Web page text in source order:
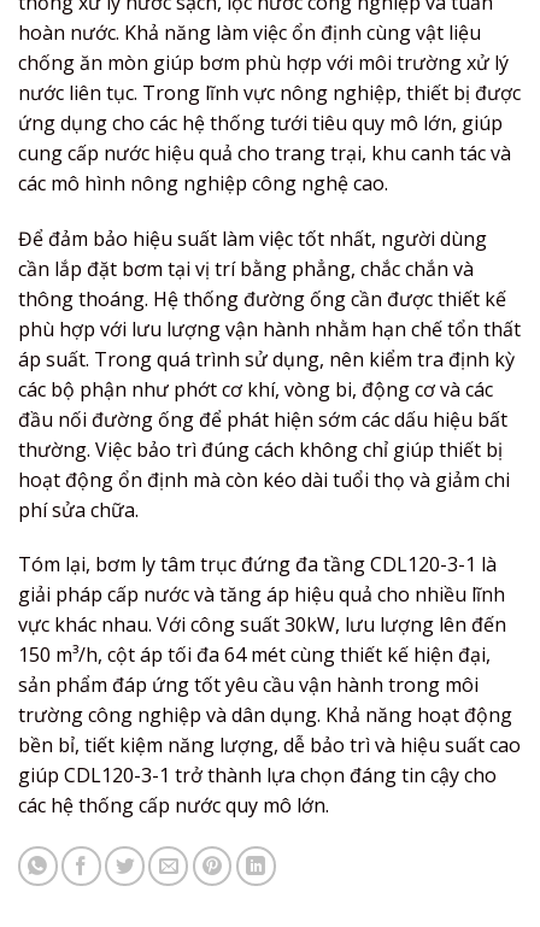
hoàn nước. Khả năng làm việc ổn định cùng vật liệu
chống ăn mòn giúp bơm phù hợp với môi trường xử lý
nước liên tục. Trong lĩnh vực nông nghiệp, thiết bị được
ứng dụng cho các hệ thống tưới tiêu quy mô lớn, giúp
cung cấp nước hiệu quả cho trang trại, khu canh tác và
các mô hình nông nghiệp công nghệ cao.
Để đảm bảo hiệu suất làm việc tốt nhất, người dùng
cần lắp đặt bơm tại vị trí bằng phẳng, chắc chắn và
thông thoáng. Hệ thống đường ống cần được thiết kế
phù hợp với lưu lượng vận hành nhằm hạn chế tổn thất
áp suất. Trong quá trình sử dụng, nên kiểm tra định kỳ
các bộ phận như phớt cơ khí, vòng bi, động cơ và các
đầu nối đường ống để phát hiện sớm các dấu hiệu bất
thường. Việc bảo trì đúng cách không chỉ giúp thiết bị
hoạt động ổn định mà còn kéo dài tuổi thọ và giảm chi
phí sửa chữa.
Tóm lại, bơm ly tâm trục đứng đa tầng CDL120-3-1 là
giải pháp cấp nước và tăng áp hiệu quả cho nhiều lĩnh
vực khác nhau. Với công suất 30kW, lưu lượng lên đến
150 m³/h, cột áp tối đa 64 mét cùng thiết kế hiện đại,
sản phẩm đáp ứng tốt yêu cầu vận hành trong môi
trường công nghiệp và dân dụng. Khả năng hoạt động
bền bỉ, tiết kiệm năng lượng, dễ bảo trì và hiệu suất cao
giúp CDL120-3-1 trở thành lựa chọn đáng tin cậy cho
các hệ thống cấp nước quy mô lớn.